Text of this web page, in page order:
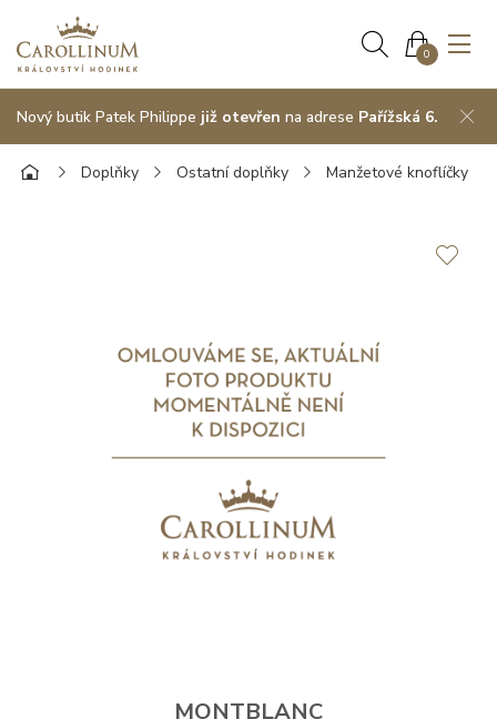
0
Nový butik Patek Philippe již otevřen na adrese Pařížská 6.
Doplňky Ostatní doplňky Manžetové knoflíčky
MONTBLANC